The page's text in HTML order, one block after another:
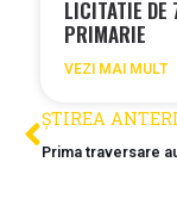
LICITATIE DE
PRIMARIE
VEZI MAI MULT
ȘTIREA